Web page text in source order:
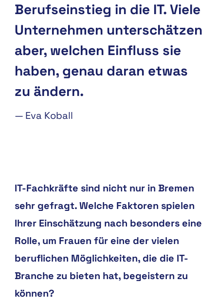
Berufseinstieg in die IT. Viele
Unternehmen unterschätzen
aber, welchen Einfluss sie
haben, genau daran etwas
zu ändern.
— Eva Koball
IT-Fachkräfte sind nicht nur in Bremen
sehr gefragt. Welche Faktoren spielen
Ihrer Einschätzung nach besonders eine
Rolle, um Frauen für eine der vielen
beruflichen Möglichkeiten, die die IT-
Branche zu bieten hat, begeistern zu
können?